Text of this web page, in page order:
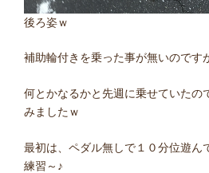
後ろ姿ｗ
補助輪付きを乗った事が無いのです
何とかなるかと先週に乗せていたの
みましたｗ
最初は、ペダル無しで１０分位遊ん
練習～♪